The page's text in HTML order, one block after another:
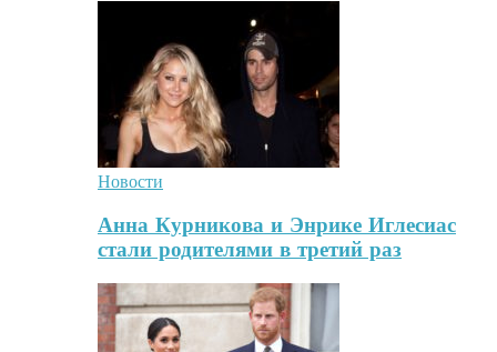
Новости
Анна Курникова и Энрике Иглесиас
стали родителями в третий раз